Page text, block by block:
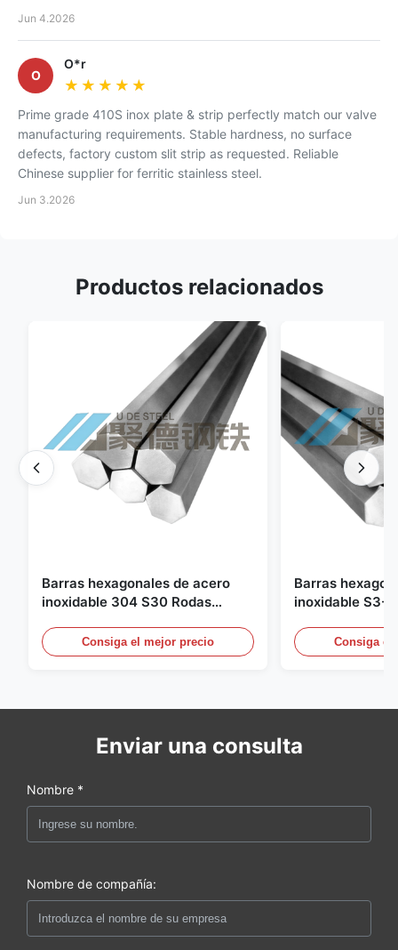
Jun 4.2026
O
O*r
★★★★★
★★★★★
Prime grade 410S inox plate & strip perfectly match our valve
manufacturing requirements. Stable hardness, no surface
defects, factory custom slit strip as requested. Reliable
Chinese supplier for ferritic stainless steel.
Jun 3.2026
Productos relacionados
Barras hexagonales de acero
inoxidable 304 S30 Rodas
tiradas en frío 7 ̊100 mm para
sujetadores mecanizados
Consiga el mejor precio
Barras
inoxidable S3-
industriaConsiga el
Enviar una consulta
Nombre *
Nombre de compañía: